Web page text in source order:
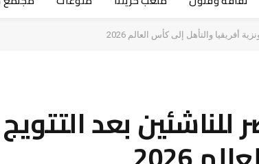
والتأهل إلى كأس العالم 2026
بعد التتويج